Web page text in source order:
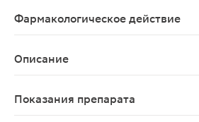
Фармакологическое действие
Описание
Показания препарата